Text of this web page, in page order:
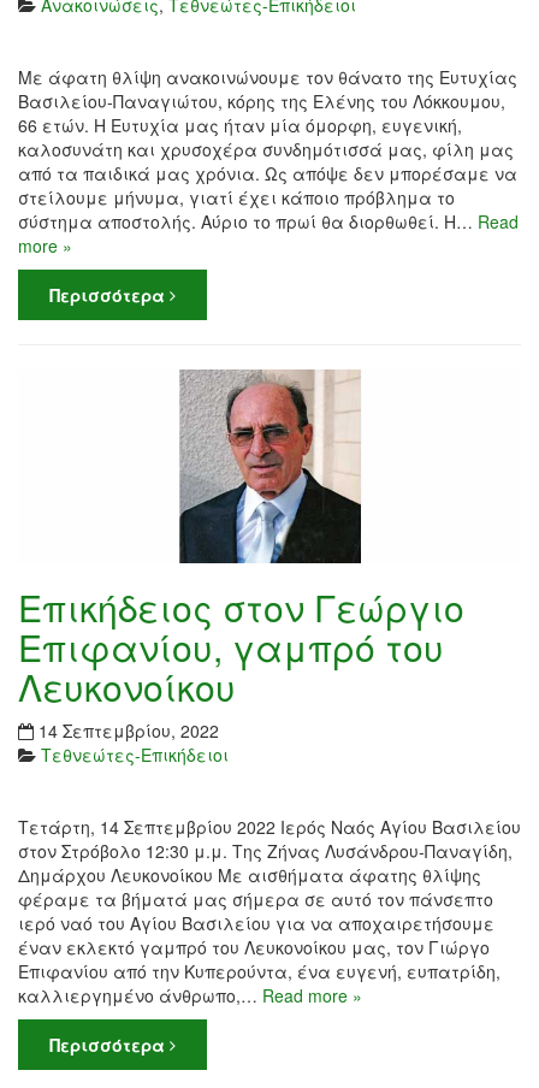
Με άφατη θλίψη ανακοινώνουμε τον θάνατο της Ευτυχίας
Βασιλείου-Παναγιώτου, κόρης της Ελένης του Λόκκουμου,
66 ετών. Η Ευτυχία μας ήταν μία όμορφη, ευγενική,
καλοσυνάτη και χρυσοχέρα συνδημότισσά μας, φίλη μας
από τα παιδικά μας χρόνια. Ως απόψε δεν μπορέσαμε να
στείλουμε μήνυμα, γιατί έχει κάποιο πρόβλημα το
σύστημα αποστολής. Αύριο το πρωί θα διορθωθεί. Η… Read
more »
Περισσότερα
Επικήδειος στον Γεώργιο
Επιφανίου, γαμπρό του
Λευκονοίκου
14 Σεπτεμβρίου, 2022
Τεθνεώτες-Επικήδειοι
Τετάρτη, 14 Σεπτεμβρίου 2022 Ιερός Ναός Αγίου Βασιλείου
στον Στρόβολο 12:30 μ.μ. Της Ζήνας Λυσάνδρου-Παναγίδη,
Δημάρχου Λευκονοίκου Με αισθήματα άφατης θλίψης
φέραμε τα βήματά μας σήμερα σε αυτό τον πάνσεπτο
ιερό ναό του Αγίου Βασιλείου για να αποχαιρετήσουμε
έναν εκλεκτό γαμπρό του Λευκονοίκου μας, τον Γιώργο
Επιφανίου από την Κυπερούντα, ένα ευγενή, ευπατρίδη,
καλλιεργημένο άνθρωπο,… Read more »
Περισσότερα